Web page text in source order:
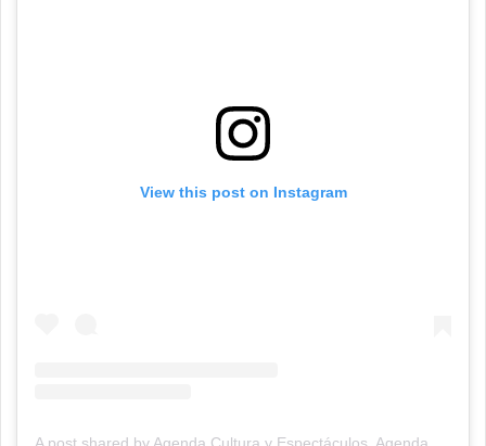
View this post on Instagram